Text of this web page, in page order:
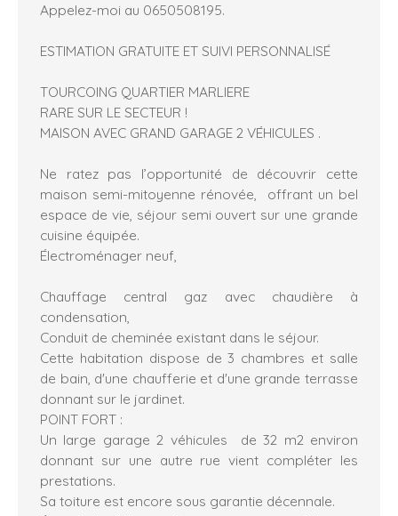
Appelez-moi au 0650508195.
ESTIMATION GRATUITE ET SUIVI PERSONNALISÉ
TOURCOING QUARTIER MARLIERE
RARE SUR LE SECTEUR !
MAISON AVEC GRAND GARAGE 2 VÉHICULES .
Ne ratez pas l’opportunité de découvrir cette
maison semi-mitoyenne rénovée, offrant un bel
espace de vie, séjour semi ouvert sur une grande
cuisine équipée.
Électroménager neuf,
Chauffage central gaz avec chaudière à
condensation,
Conduit de cheminée existant dans le séjour.
Cette habitation dispose de 3 chambres et salle
de bain, d'une chaufferie et d'une grande terrasse
donnant sur le jardinet.
POINT FORT :
Un large garage 2 véhicules de 32 m2 environ
donnant sur une autre rue vient compléter les
prestations.
Sa toiture est encore sous garantie décennale.